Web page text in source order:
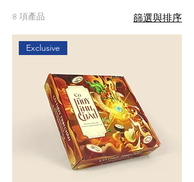
8 項產品 篩選與排序
Exclusive